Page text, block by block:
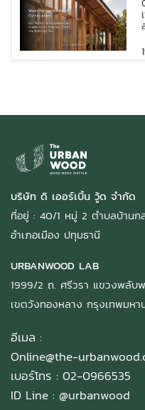
บริษัท ดิ เออร์เบิ้น วู้ด จำกัด
ที่อยู่ : 40/1 หมู่ 2 ตำบลบ้านก
อำเภอเมือง ปทุมธานี
URBANWOOD LAB
1999/2 ถ. ศรีวรา แขวงพลับ
เขตวังทองหลาง กรุงเทพมหา
อีเมล :
Online@the-
เบอร์โทร : 02-0966535
ID Line : @urbanwood